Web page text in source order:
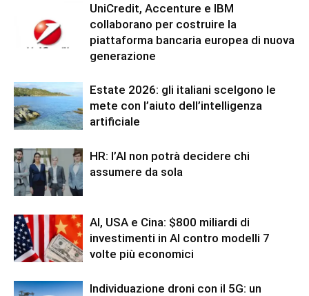
UniCredit, Accenture e IBM
collaborano per costruire la
piattaforma bancaria europea di nuova
generazione
Estate 2026: gli italiani scelgono le
mete con l’aiuto dell’intelligenza
artificiale
HR: l’AI non potrà decidere chi
assumere da sola
AI, USA e Cina: $800 miliardi di
investimenti in AI contro modelli 7
volte più economici
Individuazione droni con il 5G: un